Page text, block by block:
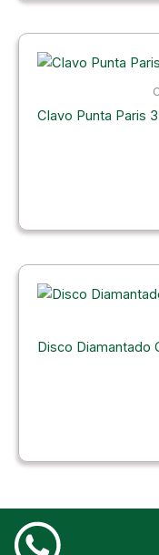
Clavo Punta Paris 3
Disco Diamantado